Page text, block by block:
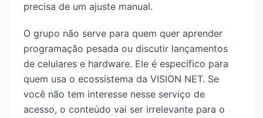
precisa de um ajuste manual.
O grupo não serve para quem quer aprender
programação pesada ou discutir lançamentos
de celulares e hardware. Ele é específico para
quem usa o ecossistema da VISION NET. Se
você não tem interesse nesse serviço de
acesso, o conteúdo vai ser irrelevante para o